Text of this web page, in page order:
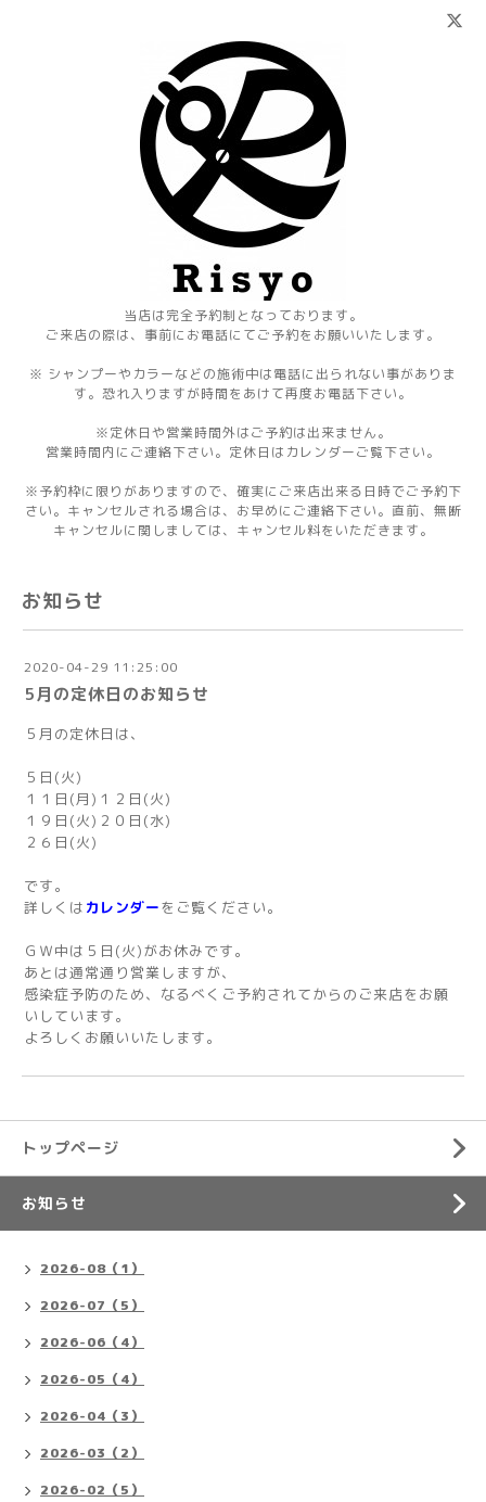
当店は完全予約制となっております。
ご来店の際は、事前にお電話にてご予約をお願いいたします。
※ シャンプーやカラーなどの施術中は電話に出られない事がありま
す。恐れ入りますが時間をあけて再度お電話下さい。
※定休日や営業時間外はご予約は出来ません。
営業時間内にご連絡下さい。定休日はカレンダーご覧下さい。
※予約枠に限りがありますので、確実にご来店出来る日時でご予約下
さい。キャンセルされる場合は、お早めにご連絡下さい。直前、無断
キャンセルに関しましては、キャンセル料をいただきます。
お知らせ
2020-04-29 11:25:00
5月の定休日のお知らせ
５月の定休日は、
５日(火)
１１日(月)１２日(火)
１９日(火)２０日(水)
２６日(火)
です。
詳しくは カレンダーをご覧ください。
ＧＷ中は５日(火)がお休みです。
あとは通常通り営業しますが、
感染症予防のため、なるべくご予約されてからのご来店をお願
いしています。
よろしくお願いいたします。
トップページ
お知らせ
2026-08（1）
2026-07（5）
2026-06（4）
2026-05（4）
2026-04（3）
2026-03（2）
2026-02（5）